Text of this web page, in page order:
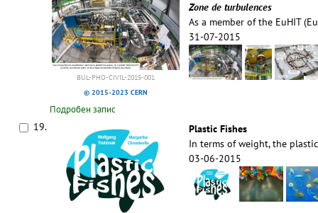
BUL-PHO-CIVIL-2015-001
© 2015-2023 CERN
Zone de turbulences
As a member of the EuHIT
31-07-2015
Подробен запис
19.
Plastic Fishes
In terms of weight, the
03-06-2015